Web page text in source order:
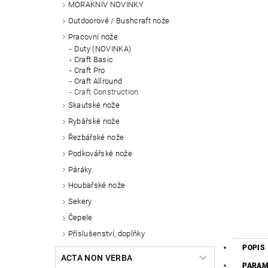
MORAKNIV NOVINKY
Outdoorové / Bushcraft nože
Pracovní nože
Duty (NOVINKA)
Craft Basic
Craft Pro
Craft Allround
Craft Construction
Skautské nože
Rybářské nože
Řezbářské nože
Podkovářské nože
Páráky
Houbařské nože
Sekery
Čepele
Příslušenství, doplňky
ACTA NON VERBA
POPIS